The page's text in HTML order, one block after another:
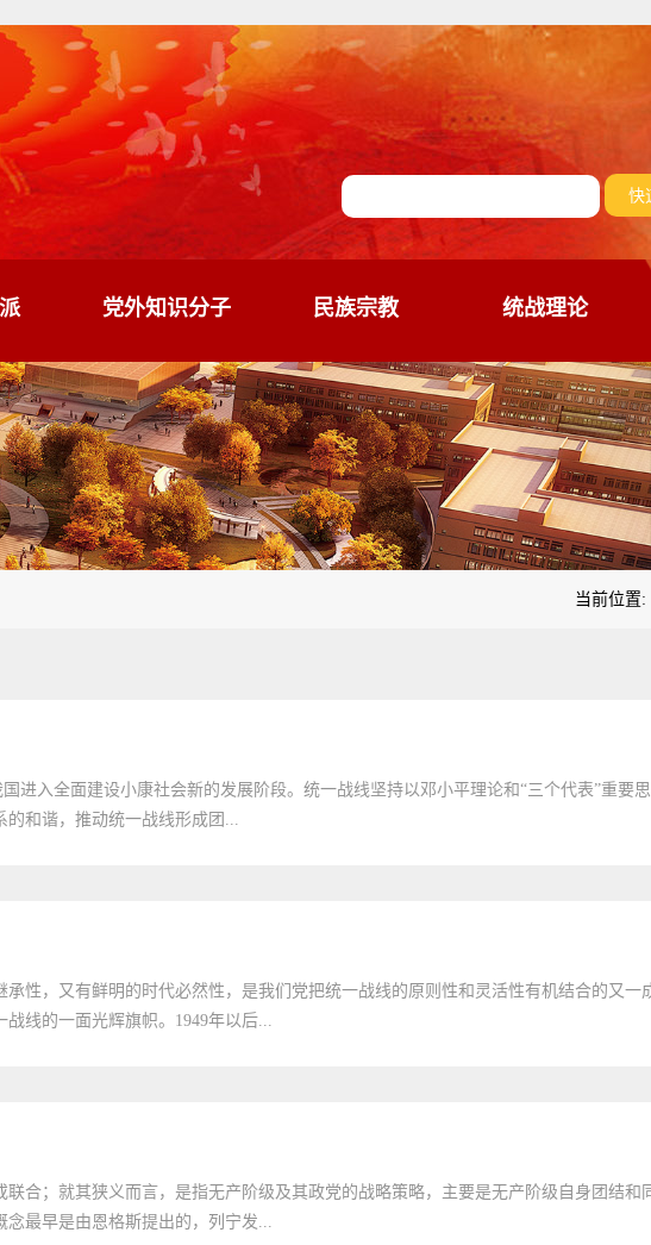
党外知识分子 民族宗教 统战理论
当前位置:
进入全面建设小康社会新的发展阶段。统一战线坚持以邓小平理论和“三个代表”重要
和谐，推动统一战线形成团...
性，又有鲜明的时代必然性，是我们党把统一战线的原则性和灵活性有机结合的又一
线的一面光辉旗帜。1949年以后...
合；就其狭义而言，是指无产阶级及其政党的战略策略，主要是无产阶级自身团结和
最早是由恩格斯提出的，列宁发...